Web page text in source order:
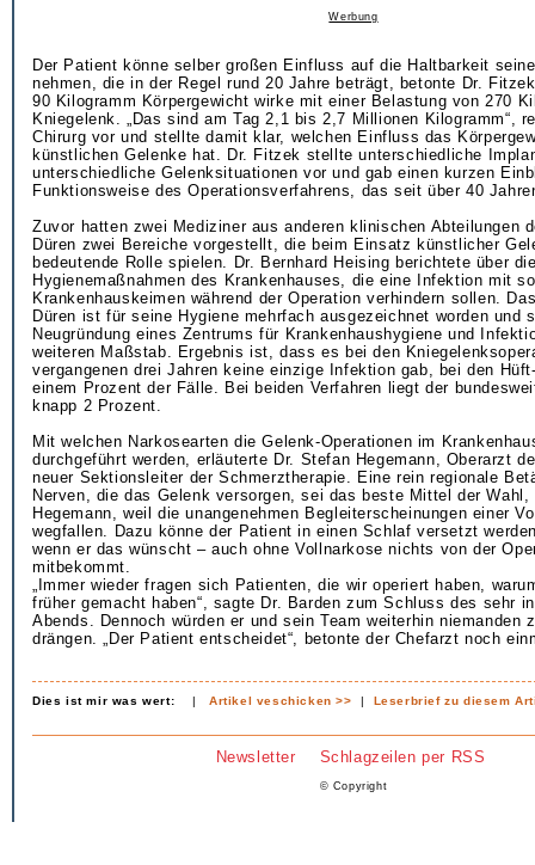
Werbung
Der Patient könne selber großen Einfluss auf die Haltbarkeit
nehmen, die in der Regel rund 20 Jahre beträgt, betonte Dr.
90 Kilogramm Körpergewicht wirke mit einer Belastung von 270
Kniegelenk. „Das sind am Tag 2,1 bis 2,7 Millionen Kilogramm“,
Chirurg vor und stellte damit klar, welchen Einfluss das
künstlichen Gelenke hat. Dr. Fitzek stellte unterschiedliche
unterschiedliche Gelenksituationen vor und gab einen kurzen
Funktionsweise des Operationsverfahrens, das seit über 40
Zuvor hatten zwei Mediziner aus anderen klinischen Abteilungen
Düren zwei Bereiche vorgestellt, die beim Einsatz künstlicher
bedeutende Rolle spielen. Dr. Bernhard Heising berichtete über
Hygienemaßnahmen des Krankenhauses, die eine Infektion mit
Krankenhauskeimen während der Operation verhindern sollen.
Düren ist für seine Hygiene mehrfach ausgezeichnet worden und
Neugründung eines Zentrums für Krankenhaushygiene und
weiteren Maßstab. Ergebnis ist, dass es bei den
vergangenen drei Jahren keine einzige Infektion gab, bei den
einem Prozent der Fälle. Bei beiden Verfahren liegt der
knapp 2 Prozent.
Mit welchen Narkosearten die Gelenk-Operationen im
durchgeführt werden, erläuterte Dr. Stefan Hegemann, Oberarzt
neuer Sektionsleiter der Schmerztherapie. Eine rein regionale
Nerven, die das Gelenk versorgen, sei das beste Mittel der Wahl,
Hegemann, weil die unangenehmen Begleiterscheinungen einer
wegfallen. Dazu könne der Patient in einen Schlaf versetzt
wenn er das wünscht – auch ohne Vollnarkose nichts von der
mitbekommt.
„Immer wieder fragen sich Patienten, die wir operiert haben,
früher gemacht haben“, sagte Dr. Barden zum Schluss des sehr
Abends. Dennoch würden er und sein Team weiterhin niemanden
drängen. „Der Patient entscheidet“, betonte der Chefarzt noch
Dies ist mir was wert: |Artikel veschicken >> | Leserbrief zu diesem
Newsletter Schlagzeilen per RSS
© Copyright